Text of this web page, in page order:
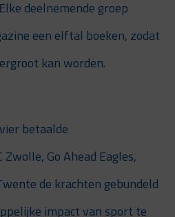
deelnemende groep
een elftal boeken, zodat
kan worden.
betaalde
Go Ahead Eagles,
de krachten gebundeld
impact van sport te